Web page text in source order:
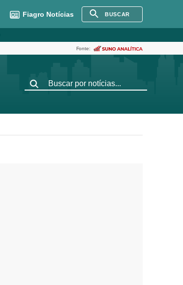
Fiagro Notícias BUSCAR
Fonte: